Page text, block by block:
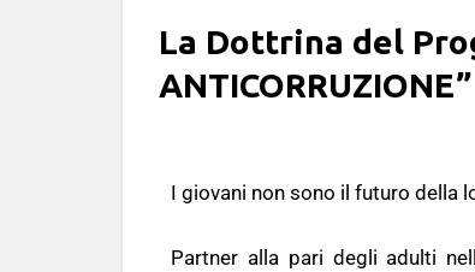
La Dottrina del
ANTICORRUZIONE”
I giovani non sono il futuro della
Partner alla pari degli adulti